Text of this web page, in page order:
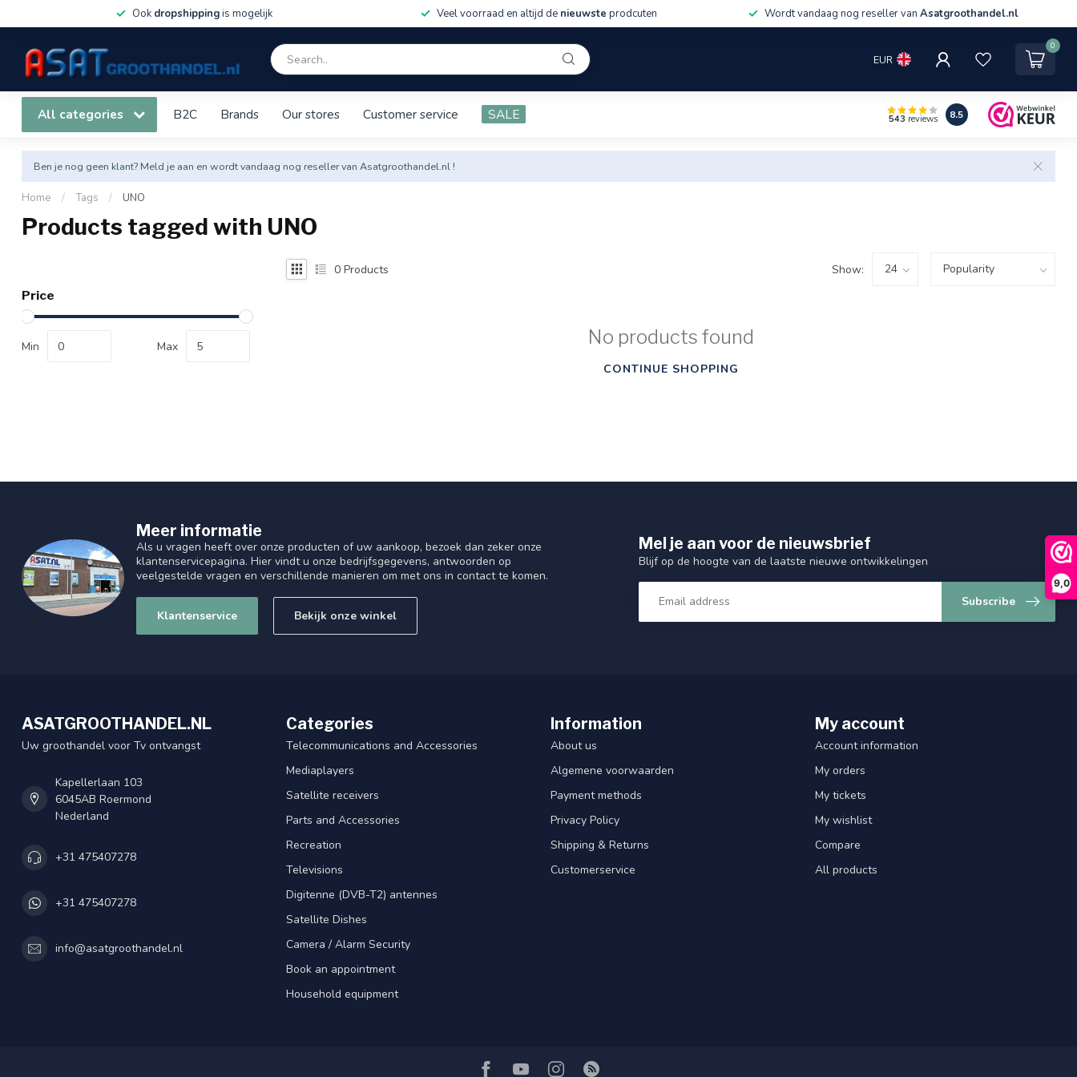
9,0
Ook dropshippingis mogelijk Veel voorraad en altijd de nieuwste prodcuten Wordt vandaag nog reseller van Asatgroothandel.nl
EUR
0
All categories B2C Brands Our stores Customer service SALE 543 reviews 8.5
Ben je nog geen klant? Meld je aan en wordt vandaag nog reseller van Asatgroothandel.nl !
Home / Tags / UNO
Products tagged with UNO
Price
Min Max
0 Products Show:
No products found
CONTINUE SHOPPING
Meer informatie
Als u vragen heeft over onze producten of uw aankoop, bezoek dan zeker onze
klantenservicepagina. Hier vindt u onze bedrijfsgegevens, antwoorden op
veelgestelde vragen en verschillende manieren om met ons in contact te komen.
Klantenservice Bekijk onze winkel
Mel je aan voor de nieuwsbrief
Blijf op de hoogte van de laatste nieuwe ontwikkelingen
Subscribe
ASATGROOTHANDEL.NL
Uw groothandel voor Tv ontvangst
Kapellerlaan 103
6045AB Roermond
Nederland
+31 475407278
+31 475407278
info@asatgroothandel.nl
Categories
Telecommunications and Accessories
Mediaplayers
Satellite receivers
Parts and Accessories
Recreation
Televisions
Digitenne (DVB-T2) antennes
Satellite Dishes
Camera / Alarm Security
Book an appointment
Household equipment
Information
About us
Algemene voorwaarden
Payment methods
Privacy Policy
Shipping & Returns
Customerservice
My account
Account information
My orders
My tickets
My wishlist
Compare
All products